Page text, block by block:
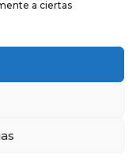
a ciertas
a 13:00 - 16:00 a 19:00